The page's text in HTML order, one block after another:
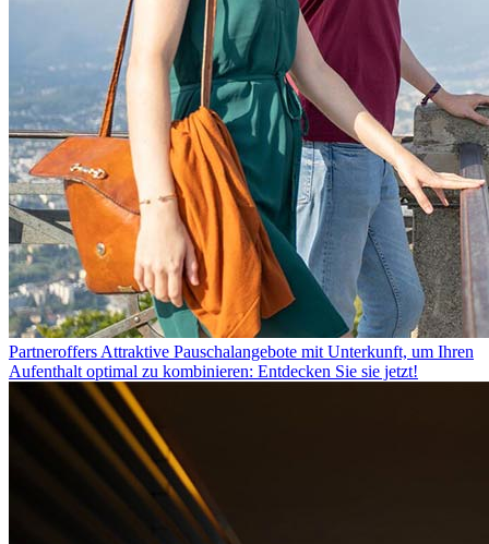
Partneroffers Attraktive Pauschalangebote mit Unterkunft, um Ihren
Aufenthalt optimal zu kombinieren: Entdecken Sie sie jetzt!